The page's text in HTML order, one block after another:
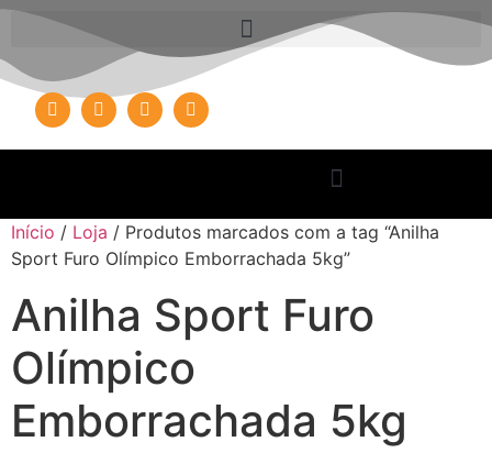
Início / Loja / Produtos marcados com a tag “Anilha
Sport Furo Olímpico Emborrachada 5kg”
Anilha Sport Furo
Olímpico
Emborrachada 5kg